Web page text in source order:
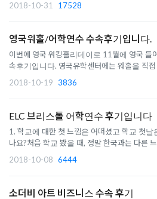
하신 게 너무 감동이었다.
2018-10-31 17528
영국워홀/어학연수 수속후기입니다.
이번에 영국 워킹홀리데이로 11월에 영국 들
속후기입니다. 영국유학센터에는 워홀을 직접
있습니다:)첫 외국 생활이신만큼 좋은 추억 많
무엇..
2018-10-19 3836
ELC 브리스톨 어학연수 후기입니다
1. 학교에 대한 첫 느낌은 어떠셨고 학교 첫날
나요?처음 학교 봤을 때, 정말 한국과는 다른
있다는 생각에 너무 신났어요. 첫날에는 레벨
엔테..
2018-10-08 6444
소더비 아트 비즈니스 수속 후기